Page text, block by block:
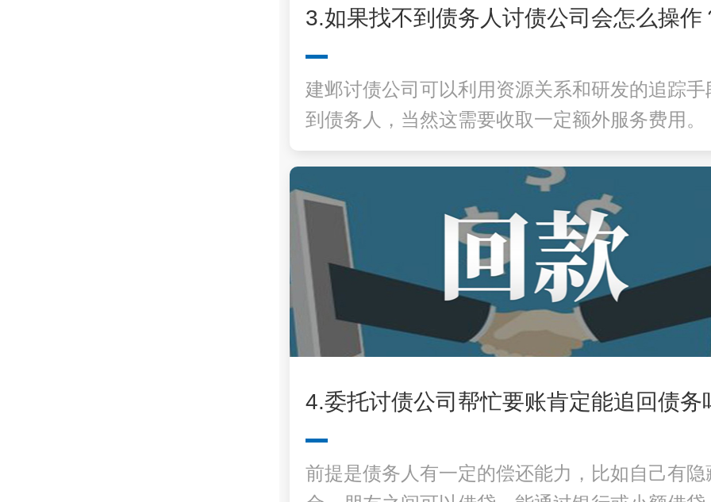
3.如果找不到债务人讨债公司会怎么操作
建邺讨债公司 可以利用资源关系和研发的追踪手
到债务人，当然这需要收取一定额外服务费用。
4.委托讨债公司帮忙要账肯定能追回债务
前提是债务人有一定的偿还能力，比如自己有隐